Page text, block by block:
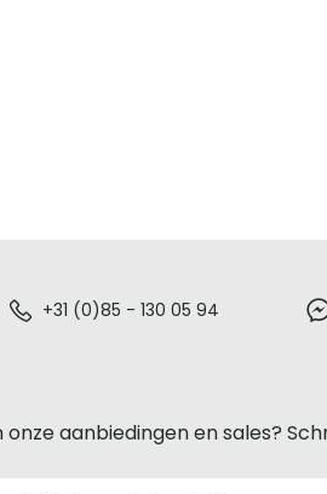
+31 (0)85 - 130 05 94
aanbiedingen en sales?